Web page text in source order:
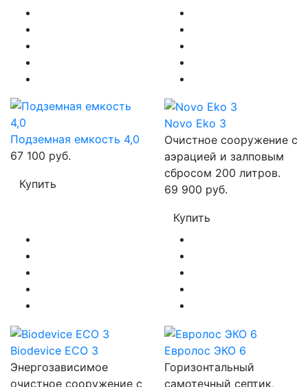
Подземная емкость 4,0
67 100 руб.
Купить
Novo Eko 3
Очистное сооружение с
аэрацией и залповым
сбросом 200 литров.
69 900 руб.
Купить
Biodevice ECO 3
Энергозависимое
очистное сооружение с
Евролос ЭКО 6
Горизонтальный
самотечный септик,